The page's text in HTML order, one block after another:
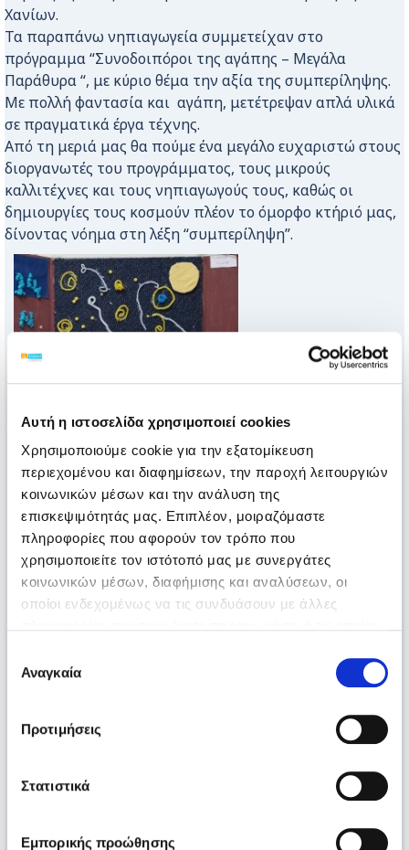
Αυτή η ιστοσελίδα χρησιμοποιεί cookies
Χρησιμοποιούμε cookie για την εξατομίκευση
περιεχομένου και διαφημίσεων, την παροχή λειτουργιών
κοινωνικών μέσων και την ανάλυση της
επισκεψιμότητάς μας. Επιπλέον, μοιραζόμαστε
πληροφορίες που αφορούν τον τρόπο που
χρησιμοποιείτε τον ιστότοπό μας με συνεργάτες
κοινωνικών μέσων, διαφήμισης και αναλύσεων, οι
οποίοι ενδεχομένως να τις συνδυάσουν με άλλες
των υπηρεσιών τους.
συγκατάθεσης
Αναγκαία
Προτιμήσεις
Στατιστικά
Εμπορικής προώθησης
Χανίων.
Τα παραπάνω νηπιαγωγεία συμμετείχαν στο
πρόγραμμα “Συνοδοιπόροι της αγάπης – Μεγάλα
Παράθυρα “, με κύριο θέμα την αξία της συμπερίληψης.
Με πολλή φαντασία και αγάπη, μετέτρεψαν απλά υλικά
σε πραγματικά έργα τέχνης.
Από τη μεριά μας θα πούμε ένα μεγάλο ευχαριστώ στους
διοργανωτές του προγράμματος, τους μικρούς
καλλιτέχνες και τους νηπιαγωγούς τους, καθώς οι
δημιουργίες τους κοσμούν πλέον το όμορφο κτήριό μας,
δίνοντας νόημα στη λέξη “συμπερίληψη”.